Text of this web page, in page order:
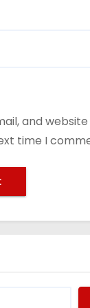
and website
time I